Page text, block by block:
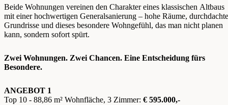
Beide Wohnungen vereinen den Charakter eines klassischen Altbaus
mit einer hochwertigen Generalsanierung – hohe Räume, durchdachte
Grundrisse und dieses besondere Wohngefühl, das man nicht planen
kann, sondern sofort spürt.
Zwei Wohnungen. Zwei Chancen. Eine Entscheidung fürs
Besondere.
ANGEBOT 1
Top 10 - 88,86 m² Wohnfläche, 3 Zimmer: € 595.000,-